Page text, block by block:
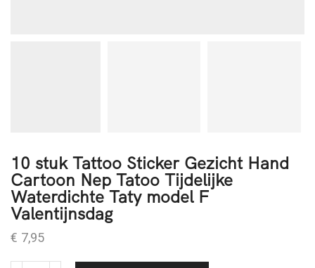
10 stuk Tattoo Sticker Gezicht Hand
Cartoon Nep Tatoo Tijdelijke
Waterdichte Taty model F
Valentijnsdag
€ 7,95